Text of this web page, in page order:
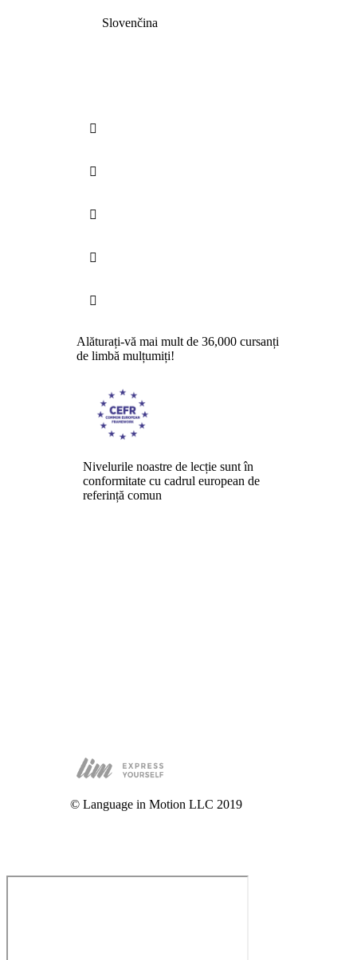
Slovenčina





Alăturați-vă mai mult de 36,000 cursanți
de limbă mulțumiți!
Nivelurile noastre de lecție sunt în
conformitate cu cadrul european de
referință comun
© Language in Motion LLC 2019